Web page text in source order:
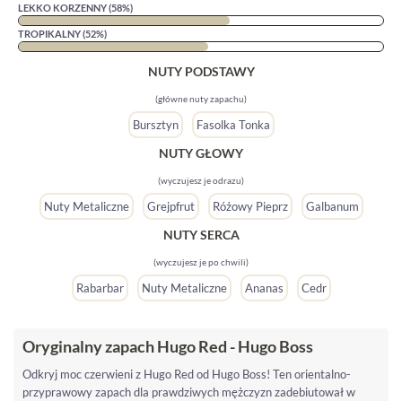
LEKKO KORZENNY (58%)
TROPIKALNY (52%)
NUTY PODSTAWY
(główne nuty zapachu)
Bursztyn Fasolka Tonka
NUTY GŁOWY
(wyczujesz je odrazu)
Nuty Metaliczne Grejpfrut Różowy Pieprz Galbanum
NUTY SERCA
(wyczujesz je po chwili)
Rabarbar Nuty Metaliczne Ananas Cedr
Oryginalny zapach Hugo Red - Hugo Boss
Odkryj moc czerwieni z Hugo Red od Hugo Boss! Ten orientalno-
przyprawowy zapach dla prawdziwych mężczyzn zadebiutował w